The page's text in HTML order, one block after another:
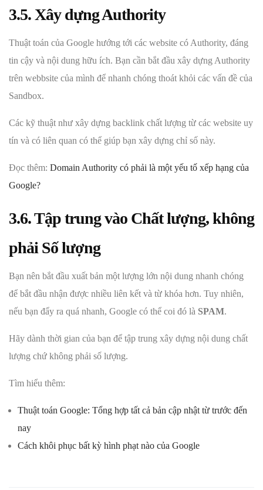
3.5. Xây dựng Authority
Thuật toán của Google hướng tới các website có Authority, đáng
tin cậy và nội dung hữu ích. Bạn cần bắt đầu xây dựng Authority
trên webbsite của mình để nhanh chóng thoát khỏi các vấn đề của
Sandbox.
Các kỹ thuật như xây dựng backlink chất lượng từ các website uy
tín và có liên quan có thể giúp bạn xây dựng chỉ số này.
Đọc thêm: Domain Authority có phải là một yếu tố xếp hạng của
Google?
3.6. Tập trung vào Chất lượng, không
phải Số lượng
Bạn nên bắt đầu xuất bản một lượng lớn nội dung nhanh chóng
để bắt đầu nhận được nhiều liên kết và từ khóa hơn. Tuy nhiên,
nếu bạn đẩy ra quá nhanh, Google có thể coi đó là SPAM.
Hãy dành thời gian của bạn để tập trung xây dựng nội dung chất
lượng chứ không phải số lượng.
Tìm hiểu thêm:
Thuật toán Google: Tổng hợp tất cả bản cập nhật từ trước đến
nay
Cách khôi phục bất kỳ hình phạt nào của Google